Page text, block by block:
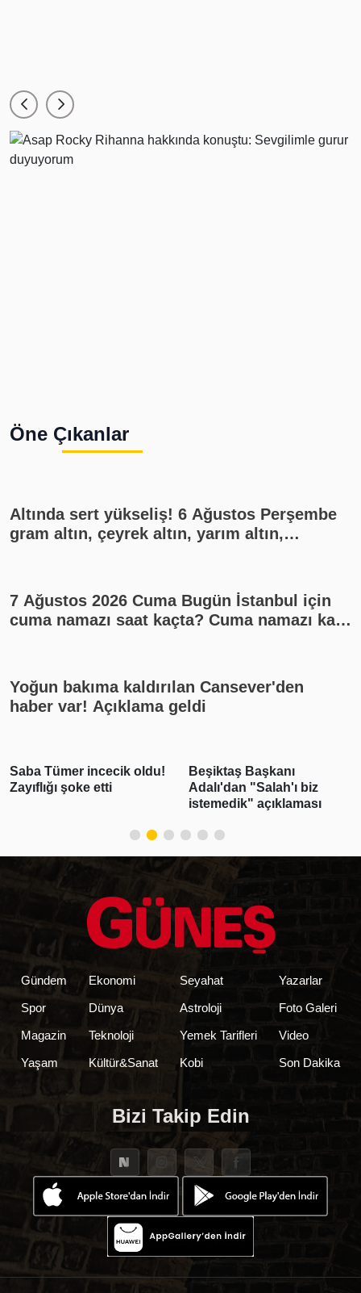
Öne Çıkanlar
Altında sert yükseliş! 6 Ağustos Perşembe
gram altın, çeyrek altın, yarım altın,
7 Ağustos 2026 Cuma Bugün İstanbul için
cuma namazı saat kaçta? Cuma namazı kaç
Yoğun bakıma kaldırılan Cansever'den
haber var! Açıklama geldi
Beşiktaş Başkanı
Adalı'dan "Salah'ı biz
Emlak vergisinde gelecek
yıl için esas alınacak
inşaat maliyet bedelleri
Gündem
Spor
Magazin
Yaşam
Ekonomi
Dünya
Teknoloji
Kültür&Sanat
Seyahat
Astroloji
Yemek Tarifleri
Kobi
Yazarlar
Foto Galeri
Video
Son Dakika
Bizi Takip Edin